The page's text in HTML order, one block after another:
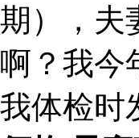
期），夫
啊？我今
我体检时